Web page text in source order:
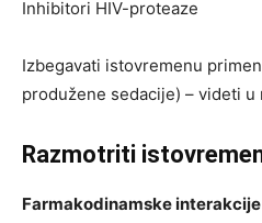
Inhibitori HIV-proteaze
Izbegavati istovremenu
produžene sedacije) – videti u
Razmotriti
Farmakodinamske interakcije